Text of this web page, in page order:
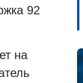
92
на